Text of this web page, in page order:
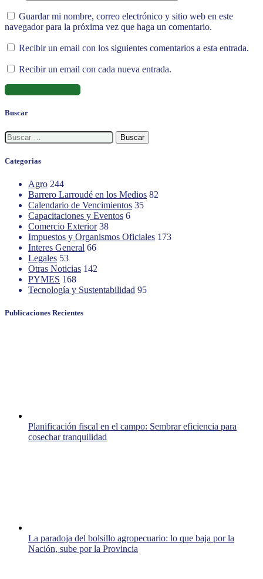
Guardar mi nombre, correo electrónico y sitio web en este
navegador para la próxima vez que haga un comentario.
Recibir un email con los siguientes comentarios a esta entrada.
Recibir un email con cada nueva entrada.
Buscar
Buscar:
Categorias
Agro 244
Barrero Larroudé en los Medios 82
Calendario de Vencimientos 35
Capacitaciones y Eventos 6
Comercio Exterior 38
Impuestos y Organismos Oficiales 173
Interes General 66
Legales 53
Otras Noticias 142
PYMES 168
Tecnología y Sustentabilidad 95
Publicaciones Recientes
Planificación fiscal en el campo: Sembrar eficiencia para
cosechar tranquilidad
La paradoja del bolsillo agropecuario: lo que baja por la
Nación, sube por la Provincia